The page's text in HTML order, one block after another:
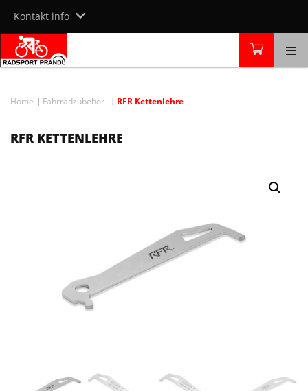
content
Kontakt info
Home Fahrradzubehör RFR Kettenlehre
RFR KETTENLEHRE